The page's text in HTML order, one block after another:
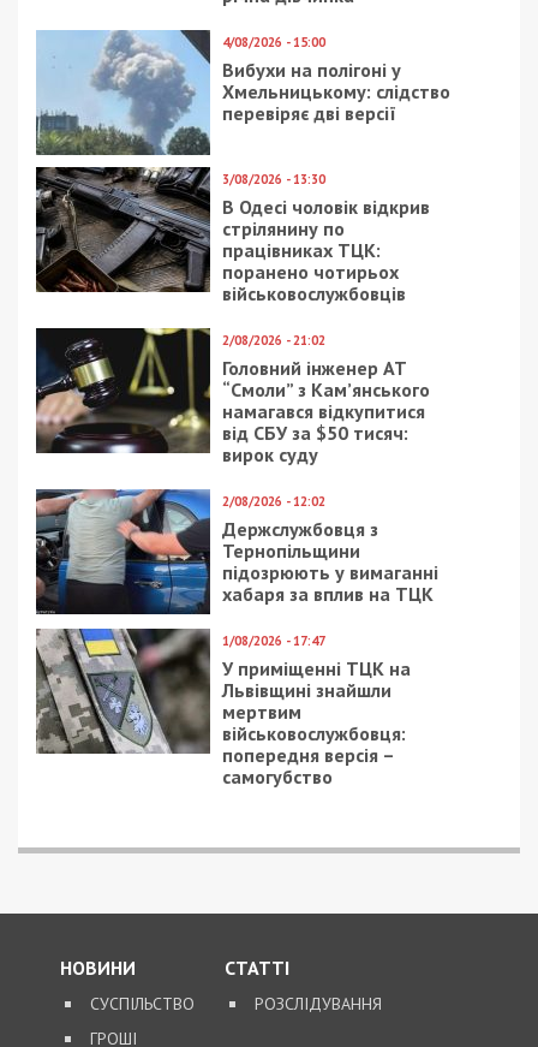
4/08/2026 - 15:00
Вибухи на полігоні у
Хмельницькому: слідство
перевіряє дві версії
3/08/2026 - 13:30
В Одесі чоловік відкрив
стрілянину по
працівниках ТЦК:
поранено чотирьох
військовослужбовців
2/08/2026 - 21:02
Головний інженер АТ
“Смоли” з Кам’янського
намагався відкупитися
від СБУ за $50 тисяч:
вирок суду
2/08/2026 - 12:02
Держслужбовця з
Тернопільщини
підозрюють у вимаганні
хабаря за вплив на ТЦК
1/08/2026 - 17:47
У приміщенні ТЦК на
Львівщині знайшли
мертвим
військовослужбовця:
попередня версія –
самогубство
НОВИНИ
СУСПІЛЬСТВО
ГРОШІ
СТАТТІ
РОЗСЛІДУВАННЯ